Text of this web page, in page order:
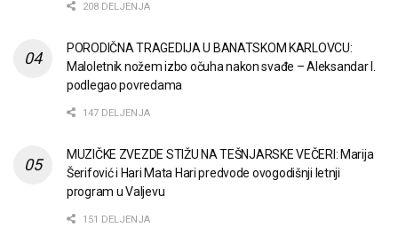
208 DELJENJA
PORODIČNA TRAGEDIJA U BANATSKOM KARLOVCU:
Maloletnik nožem izbo očuha nakon svađe – Aleksandar I.
podlegao povredama
147 DELJENJA
MUZIČKE ZVEZDE STIŽU NA TEŠNJARSKE VEČERI: Marija
Šerifović i Hari Mata Hari predvode ovogodišnji letnji
program u Valjevu
151 DELJENJA